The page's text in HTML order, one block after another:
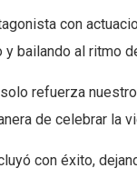
con
bailando al ritmo
refuerza
de celebrar la
con éxito,